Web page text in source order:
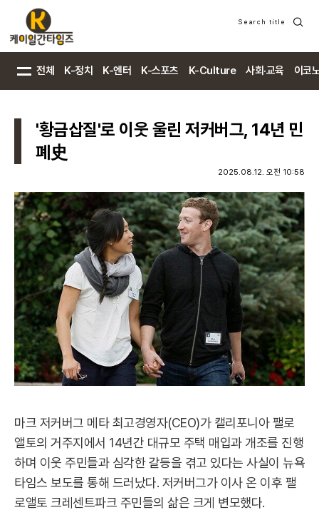
Search title
검
전체 K-정치 K-엔터 K-스포츠 K-Culture 사회·교육 이코
'황금삽질'로 이웃 울린 저커버그, 14년 민
폐史
2025.08.12. 오전 10:58
마크 저커버그 메타 최고경영자(CEO)가 캘리포니아 팰로
앨토의 거주지에서 14년간 대규모 주택 매입과 개조를 진행
하며 이웃 주민들과 심각한 갈등을 겪고 있다는 사실이 뉴욕
타임스 보도를 통해 드러났다. 저커버그가 이사 온 이후 팰
로앨토 크레센트파크 주민들의 삶은 크게 변모했다.